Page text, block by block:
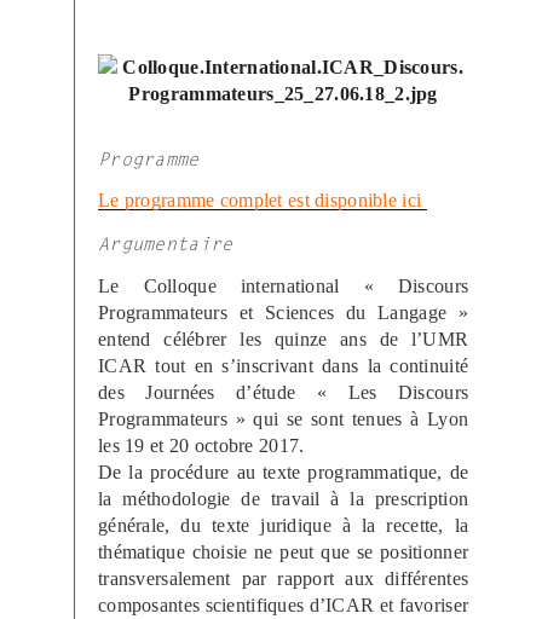
Programme
Le programme complet est disponible ici
Argumentaire
Le Colloque international « Discours
Programmateurs et Sciences du Langage »
entend célébrer les quinze ans de l’UMR
ICAR tout en s’inscrivant dans la continuité
des Journées d’étude « Les Discours
Programmateurs » qui se sont tenues à Lyon
les 19 et 20 octobre 2017.
De la procédure au texte programmatique, de
la méthodologie de travail à la prescription
générale, du texte juridique à la recette, la
thématique choisie ne peut que se positionner
transversalement par rapport aux différentes
composantes scientifiques d’ICAR et favoriser